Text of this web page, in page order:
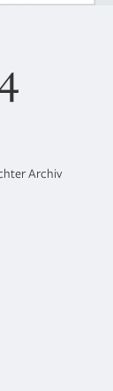
Archiv